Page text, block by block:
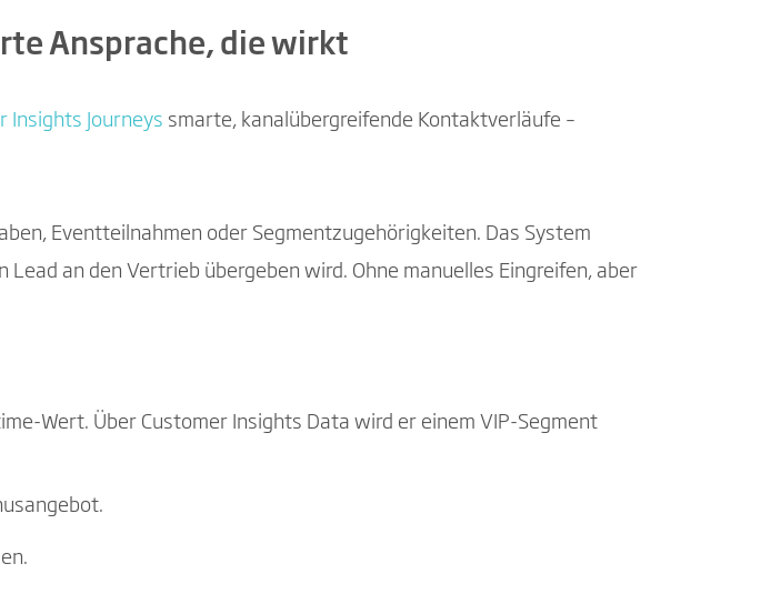
Ansprache, die wirkt
Insights Journeys smarte, kanalübergreifende Kontaktverläufe –
Eventteilnahmen oder Segmentzugehörigkeiten. Das System
an den Vertrieb übergeben wird. Ohne manuelles Eingreifen, aber
Wert. Über Customer Insights Data wird er einem VIP-Segment